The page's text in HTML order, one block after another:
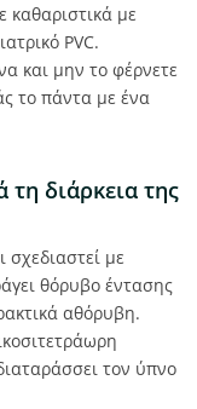
καθαριστικά με
PVC.
και μην το φέρνετε
το πάντα με ένα
τη διάρκεια της
με
θόρυβο έντασης
αθόρυβη.
τον ύπνο